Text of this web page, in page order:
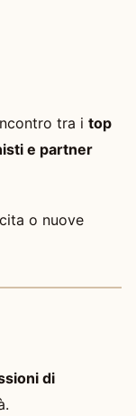
tra i top
e partner
o nuove
di